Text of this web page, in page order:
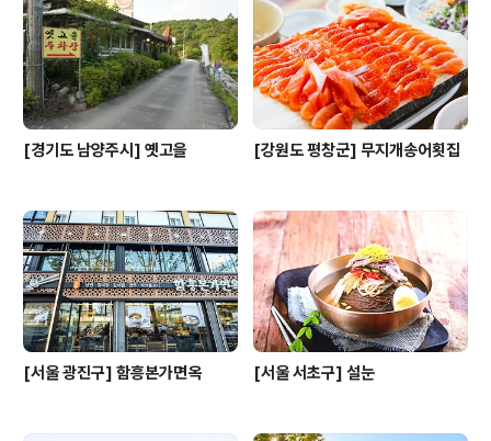
지와 국거리를 저렴한 가격에 구입할 수 있다. ※ 소개 정보
- 대표메뉴 : 갈비탕 - 취급메뉴 : 한우암소불고기전골 / 육
회비빔밥 / 생고기상차림 ..
[경기도 남양주시] 옛고을 [강원도 평창군] 무지개송어횟집
[서울 광진구] 함흥본가면옥 [서울 서초구] 설눈